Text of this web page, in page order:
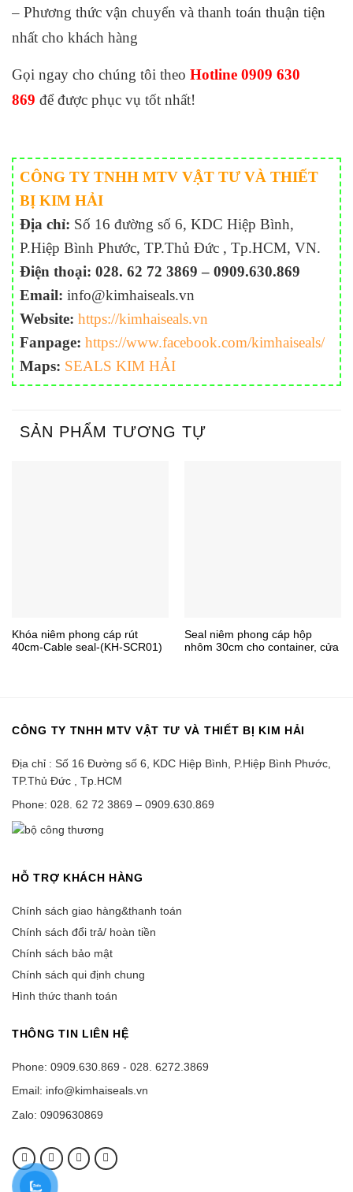
– Phương thức vận chuyển và thanh toán thuận tiện
nhất cho khách hàng
Gọi ngay cho chúng tôi theo Hotline 0909 630
869 để được phục vụ tốt nhất!
CÔNG TY TNHH MTV VẬT TƯ VÀ THIẾT
BỊ KIM HẢI
Địa chỉ: Số 16 đường số 6, KDC Hiệp Bình,
P.Hiệp Bình Phước, TP.Thủ Đức , Tp.HCM, VN.
Điện thoại: 028. 62 72 3869 – 0909.630.869
Email: info@kimhaiseals.vn
Website: https://kimhaiseals.vn
Fanpage: https://www.facebook.com/kimhaiseals/
Maps: SEALS KIM HẢI
SẢN PHẨM TƯƠNG TỰ
Khóa niêm phong cáp rút
40cm-Cable seal-(KH-SCR01)
Seal niêm phong cáp hộp
nhôm 30cm cho container, cửa
CÔNG TY TNHH MTV VẬT TƯ VÀ THIẾT BỊ KIM HẢI
Địa chỉ : Số 16 Đường số 6, KDC Hiệp Bình, P.Hiệp Bình Phước,
TP.Thủ Đức , Tp.HCM
Phone: 028. 62 72 3869 – 0909.630.869
HỖ TRỢ KHÁCH HÀNG
Chính sách giao hàng&thanh toán
Chính sách đổi trả/ hoàn tiền
Chính sách bảo mật
Chính sách qui định chung
Hình thức thanh toán
THÔNG TIN LIÊN HỆ
Phone: 0909.630.869 - 028. 6272.3869
Email: info@kimhaiseals.vn
Zalo: 0909630869